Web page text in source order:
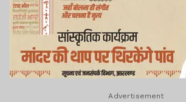
Advertisement